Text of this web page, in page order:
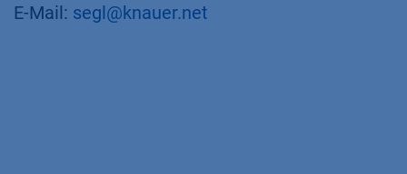
E-Mail: segl@knauer.net